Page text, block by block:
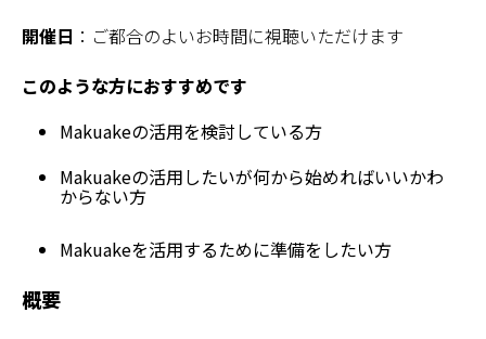
開催日 ：ご都合のよいお時間に視聴いただけます
このような方におすすめです
Makuakeの活用を検討している方
Makuakeの活用したいが何から始めればいいかわ
からない方
Makuakeを活用するために準備をしたい方
概要